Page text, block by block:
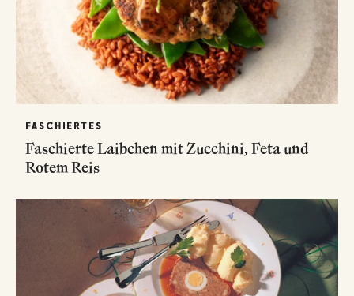
FASCHIERTES
Faschierte Laibchen mit Zucchini, Feta und
Rotem Reis